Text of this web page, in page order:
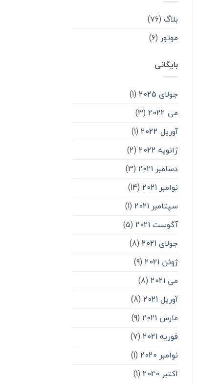
بلاگ (۷۶)
موتور (۶)
بایگانی
جولای 2025
(1)
می 2022
(3)
آوریل 2022
(1)
ژانویه 2022
(2)
دسامبر 2021
(3)
نوامبر 2021
(14)
سپتامبر 2021
(1)
آگوست 2021
(5)
جولای 2021
(8)
ژوئن 2021
(9)
می 2021
(8)
آوریل 2021
(8)
مارس 2021
(9)
فوریه 2021
(7)
نوامبر 2020
(1)
اکتبر 2020
(1)